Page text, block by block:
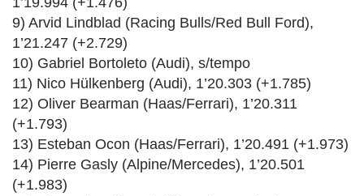
9) Arvid Lindblad (Racing Bulls/Red Bull Ford),
1’21.247 (+2.729)
10) Gabriel Bortoleto (Audi), s/tempo
11) Nico Hülkenberg (Audi), 1’20.303 (+1.785)
12) Oliver Bearman (Haas/Ferrari), 1’20.311
(+1.793)
13) Esteban Ocon (Haas/Ferrari), 1’20.491 (+1.973)
14) Pierre Gasly (Alpine/Mercedes), 1’20.501
(+1.983)